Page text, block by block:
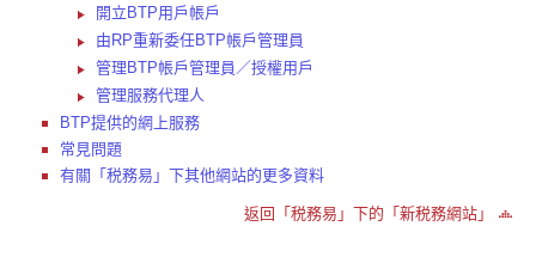
開立BTP用戶帳戶
由RP重新委任BTP帳戶管理員
管理BTP帳戶管理員／授權用戶
管理服務代理人
BTP提供的網上服務
常見問題
有關「税務易」下其他網站的更多資料
返回「税務易」下的「新税務網站」